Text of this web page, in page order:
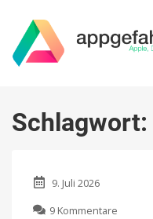
Schlagwort:
9. Juli 2026
9 Kommentare